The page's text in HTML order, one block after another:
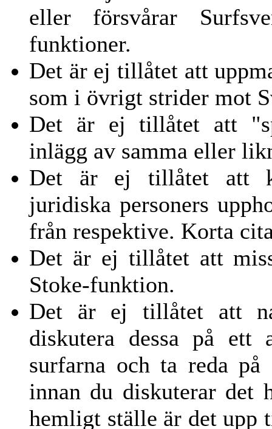
eller försvårar
funktioner.
Det är ej tillåtet att
som i övrigt strider mot
Det är ej tillåtet att
inlägg av samma eller
Det är ej tillåtet att
juridiska personers
från respektive. Korta
Det är ej tillåtet att
Stoke-funktion.
Det är ej tillåtet att
diskutera dessa på ett
surfarna och ta reda
innan du diskuterar det
hemligt ställe är det